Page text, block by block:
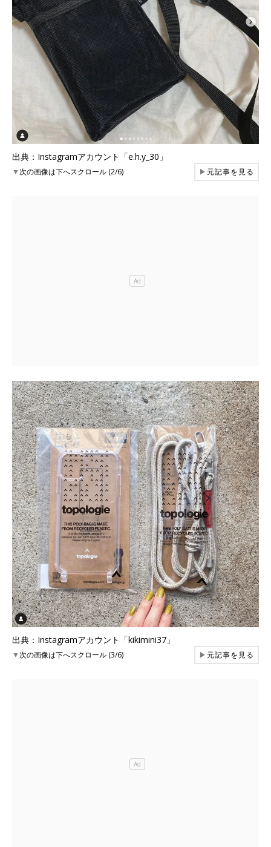
出典：Instagramアカウント「e.h.y_30」
▼次の画像は下へスクロール (2/6) ▶元記事を見る
出典：Instagramアカウント「kikimini37」
▼次の画像は下へスクロール (3/6) ▶元記事を見る